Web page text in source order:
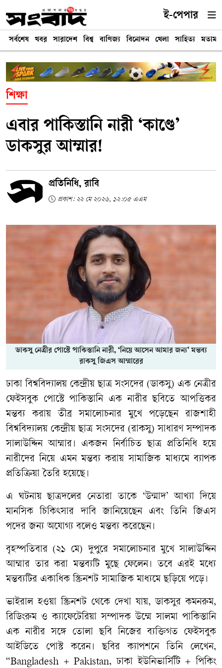
ই-পেপার
সর্বশেষ খবর সারাদেশ বিশ্ব বাণিজ্য বিনোদন খেলা সাহিত্য মতামত
শিক্ষা
এবার পাকিস্তানি নারী ‘কাণ্ডে’
ডাকসুর আম্মার!
প্রতিনিধি, রাবি
প্রকাশ: ২২ মে ২০২৬, ১২:০৫ এএম
ডাকসু নেত্রীর পোস্টে পাকিস্তানি নারী, ‘নিয়ে আসেন আমার জন্য’ মন্তব্য
রাকসু জিএস আম্মারের
ঢাকা বিশ্ববিদ্যালয় কেন্দ্রীয় ছাত্র সংসদের (ডাকসু) এক নেত্রীর
ফেইসবুক পোস্টে পাকিস্তানি এক নারীর ছবিতে আপত্তিকর
মন্তব্য করায় তীব্র সমালোচনার মুখে পড়েছেন রাজশাহী
বিশ্ববিদ্যালয় কেন্দ্রীয় ছাত্র সংসদের (রাকসু) সাধারণ সম্পাদক
সালাউদ্দিন আম্মার। একজন নির্বাচিত ছাত্র প্রতিনিধি হয়ে
নারীদের নিয়ে এমন মন্তব্য করায় সামাজিক মাধ্যমে ব্যাপক
প্রতিক্রিয়া তৈরি হয়েছে।
এ ঘটনায় ছাত্রদলের নেতারা তাকে ‘উন্মাদ’ আখ্যা দিয়ে
মানসিক চিকিৎসার দাবি জানিয়েছেন এবং তিনি জিএস
পদের জন্য অযোগ্য বলেও মন্তব্য করেছেন।
বৃহস্পতিবার (২১ মে) দুপুরে সমালোচনার মুখে সালাউদ্দিন
আম্মার তার করা মন্তব্যটি মুছে ফেলেন। তবে এরই মধ্যে
মন্তব্যটির একাধিক স্ক্রিনশট সামাজিক মাধ্যমে ছড়িয়ে পড়ে।
ভাইরাল হওয়া স্ক্রিনশট থেকে দেখা যায়, ডাকসুর কমনরুম,
রিডিংরুম ও ক্যাফেটেরিয়া সম্পাদক উম্মে সালমা পাকিস্তানি
এক নারীর সঙ্গে তোলা ছবি নিজের ব্যক্তিগত ফেইসবুক
আইডিতে পোস্ট করেন। ছবির ক্যাপশনে তিনি লেখেন,
“Bangladesh + Pakistan, ঢাকা ইউনিভার্সিটি + পিকিং